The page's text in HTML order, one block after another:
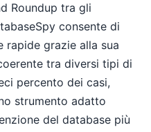
Roundup tra gli
consente di
grazie alla sua
tra diversi tipi di
percento dei casi,
strumento adatto
del database più